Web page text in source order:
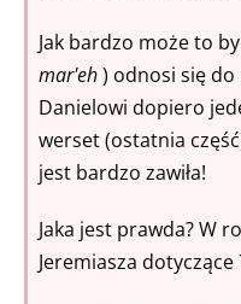
Jak bardzo może to
mar'eh) odnosi się do
Danielowi dopiero
werset (ostatnia
jest bardzo zawiła!
Jaka jest prawda? W
Jeremiasza